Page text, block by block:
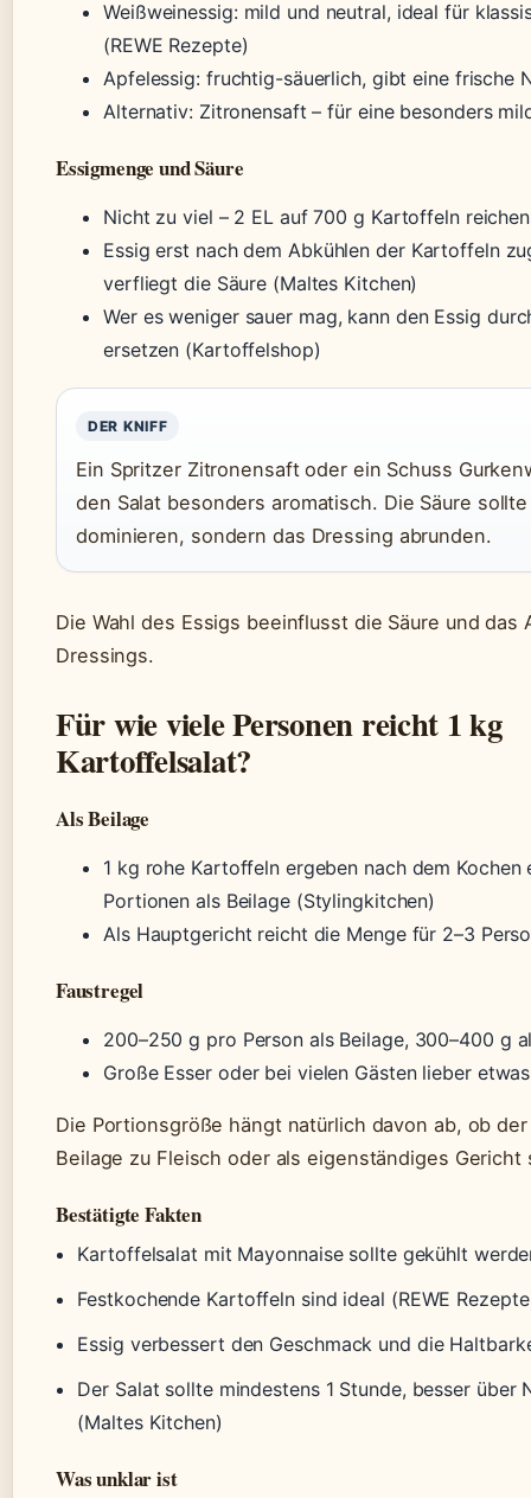
Weißweinessig: mild und neutral, ideal für
(REWE Rezepte)
Apfelessig: fruchtig-säuerlich, gibt eine frische
Alternativ: Zitronensaft – für eine besonders
Essigmenge und Säure
Nicht zu viel – 2 EL auf 700 g Kartoffeln reichen
Essig erst nach dem Abkühlen der Kartoffeln
verfliegt die Säure (Maltes Kitchen)
Wer es weniger sauer mag, kann den Essig
ersetzen (Kartoffelshop)
DER KNIFF
Ein Spritzer Zitronensaft oder ein Schuss
den Salat besonders aromatisch. Die Säure
dominieren, sondern das Dressing abrunden.
Die Wahl des Essigs beeinflusst die Säure und das
Dressings.
Für wie viele Personen reicht 1 kg
Kartoffelsalat?
Als Beilage
1 kg rohe Kartoffeln ergeben nach dem Kochen
Portionen als Beilage (Stylingkitchen)
Als Hauptgericht reicht die Menge für 2–3
Faustregel
200–250 g pro Person als Beilage, 300–400 g
Große Esser oder bei vielen Gästen lieber
Die Portionsgröße hängt natürlich davon ab, ob
Beilage zu Fleisch oder als eigenständiges
Bestätigte Fakten
Kartoffelsalat mit Mayonnaise sollte gekühlt
Festkochende Kartoffeln sind ideal (REWE
Essig verbessert den Geschmack und die
Der Salat sollte mindestens 1 Stunde, besser über
(Maltes Kitchen)
Was unklar ist